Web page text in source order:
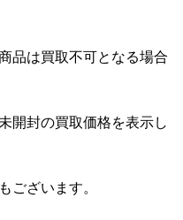
品は買取不可となる場合
開封の買取価格を表示し
ございます。